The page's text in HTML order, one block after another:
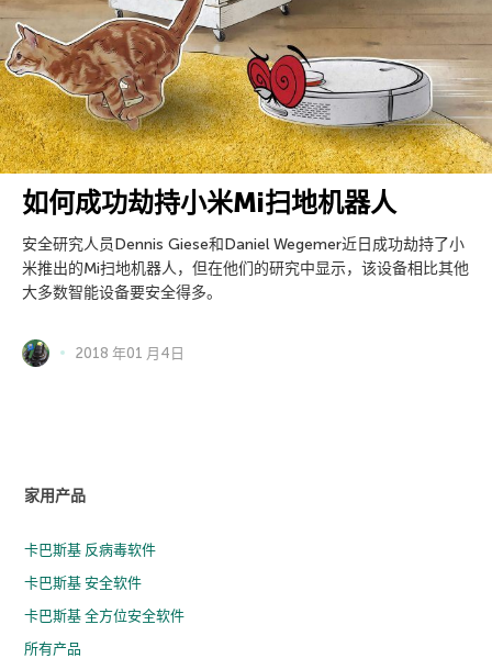
如何成功劫持小米Mi扫地机器人
安全研究人员Dennis Giese和Daniel Wegemer近日成功劫持了小
米推出的Mi扫地机器人，但在他们的研究中显示，该设备相比其他
大多数智能设备要安全得多。
2018 年01 月4日
家用产品
卡巴斯基 反病毒软件
卡巴斯基 安全软件
卡巴斯基 全方位安全软件
所有产品